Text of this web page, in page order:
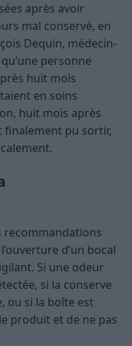
après avoir
mal conservé, en
Dequin, médecin-
personne
huit mois
en soins
huit mois après
finalement pu sortir,
recommandations
d’un bocal
Si une odeur
si la conserve
ou si la boîte est
produit et de ne pas